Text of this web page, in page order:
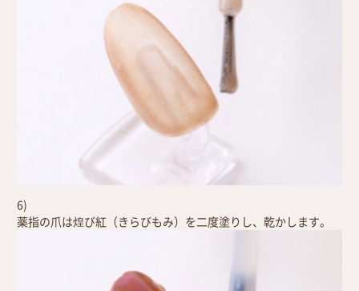
6)
薬指の爪は煌び紅（きらびもみ）を二度塗りし、乾かします。